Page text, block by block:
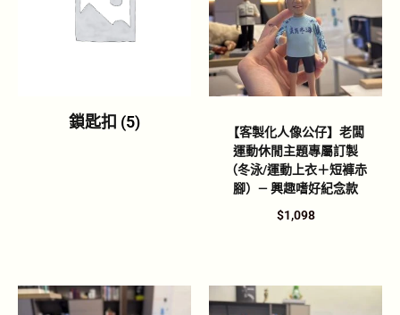
鎖匙扣 (5)
【客製化人像公仔】老闆
運動休閒主題專屬訂製
（冬泳/運動上衣＋短褲赤
腳）— 興趣嗜好紀念款
$1,098